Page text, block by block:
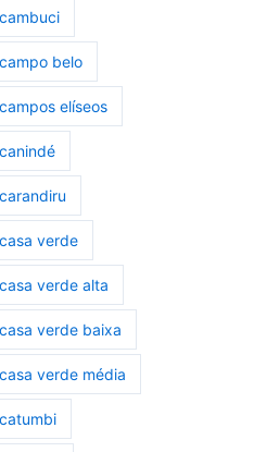
belo
elíseos
verde
verde alta
verde baixa
verde média